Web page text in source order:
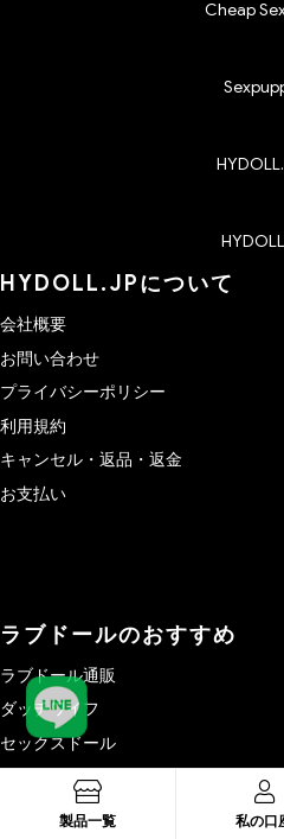
Cheap
HYDOLL.JPについて
会社概要
お問い合わせ
プライバシーポリシー
利用規約
キャンセル・返品・返金
お支払い
ラブドールのおすすめ
ラブドール通販
ダッチワイフ
セックスドール
オナホール
製品一覧製品一覧 私の口